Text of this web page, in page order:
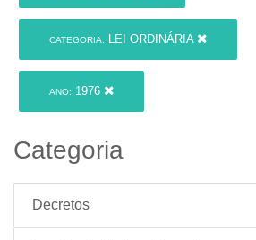
CATEGORIA: LEI ORDINÁRIA
ANO: 1976
Categoria
Decretos